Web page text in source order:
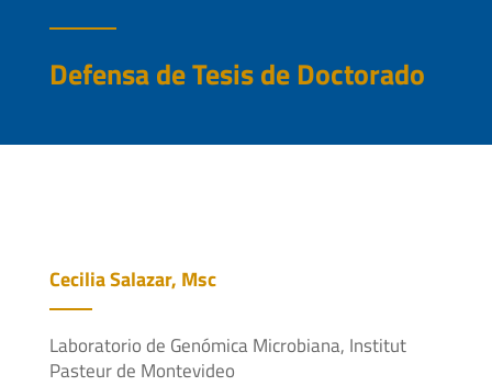
Defensa de Tesis de Doctorado
Cecilia Salazar, Msc
Laboratorio de Genómica Microbiana, Institut
Pasteur de Montevideo